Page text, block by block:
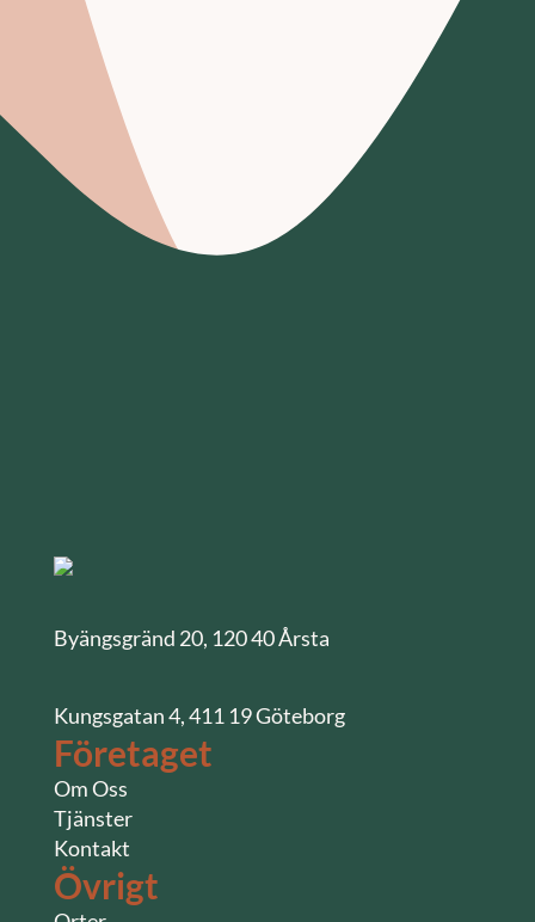
Byängsgränd 20, 120 40 Årsta
Kungsgatan 4, 411 19 Göteborg
Företaget
Om Oss
Tjänster
Kontakt
Övrigt